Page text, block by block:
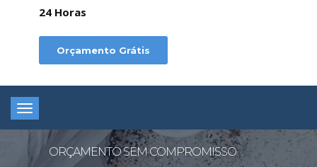
24 Horas
Orçamento Grátis
Toggle
navigation
ORÇAMENTO SEM COMPROMISSO